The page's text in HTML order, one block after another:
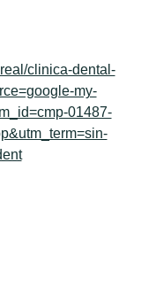
clinica-dental-
my-
01487-